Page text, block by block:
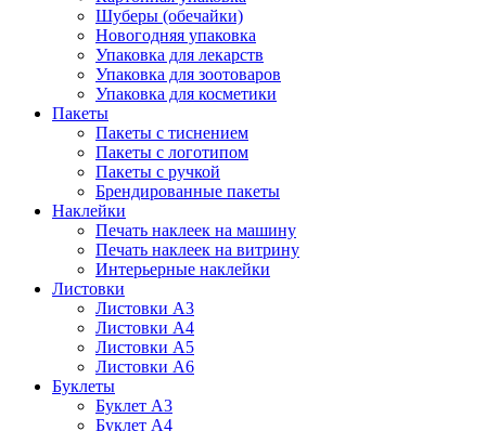
Шуберы (обечайки)
Новогодняя упаковка
Упаковка для лекарств
Упаковка для зоотоваров
Упаковка для косметики
Пакеты
Пакеты с тиснением
Пакеты с логотипом
Пакеты с ручкой
Брендированные пакеты
Наклейки
Печать наклеек на машину
Печать наклеек на витрину
Интерьерные наклейки
Листовки
Листовки А3
Листовки А4
Листовки А5
Листовки А6
Буклеты
Буклет А3
Буклет А4